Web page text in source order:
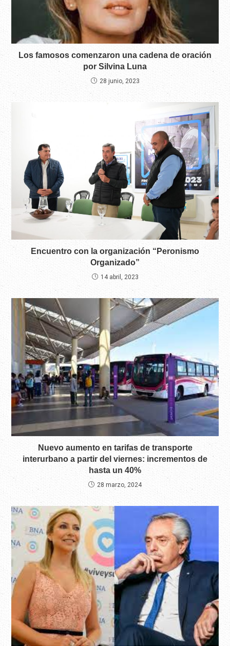
Los famosos comenzaron una cadena de oración
por Silvina Luna
28 junio, 2023
Encuentro con la organización “Peronismo
Organizado”
14 abril, 2023
Nuevo aumento en tarifas de transporte
interurbano a partir del viernes: incrementos de
hasta un 40%
28 marzo, 2024